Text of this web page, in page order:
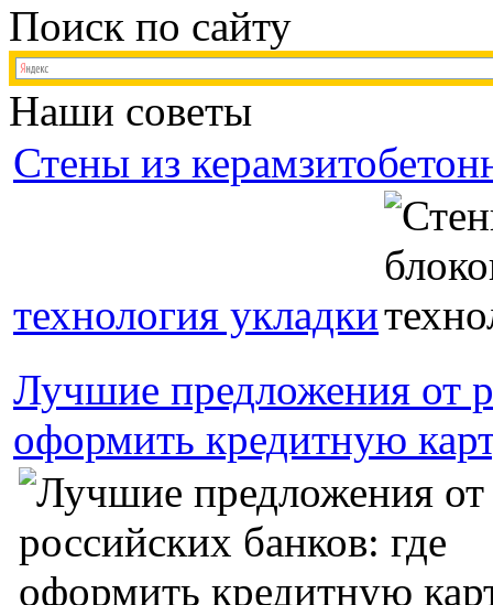
Поиск по сайту
Наши советы
Стены из
технология укладки
Лучшие предложения от
оформить кредитную